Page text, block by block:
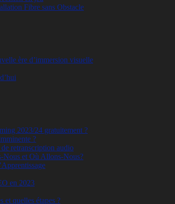
Fibre sans Obstacle
ère d’immersion visuelle
2023/24 gratuitement ?
?
retranscription audio
Nous et Où Allons-Nous?
en 2023
et quelles étapes ?